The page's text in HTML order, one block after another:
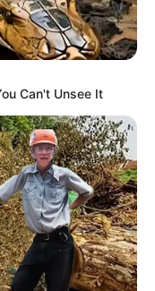
Can't Unsee It